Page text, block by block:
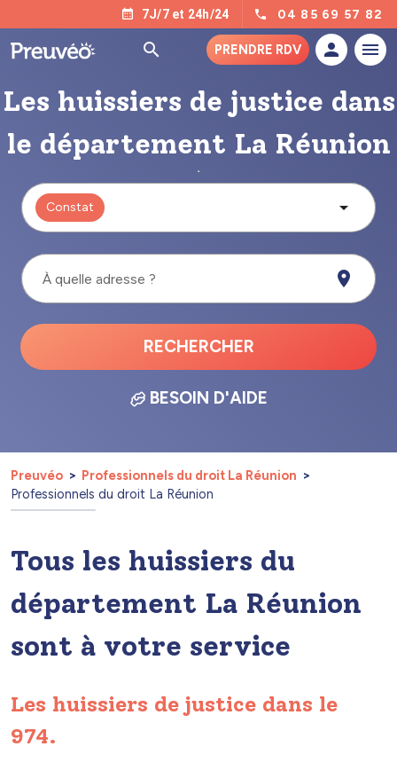
7J/7 et 24h/24 04 85 69 57 82
PRENDRE RDV
Les huissiers de justice dans
le département La Réunion
Constat
À quelle adresse ?
RECHERCHER
BESOIN D'AIDE
Preuvéo
Professionnels du droit La Réunion
Professionnels du droit La Réunion
Tous les huissiers du
département La Réunion
sont à votre service
Les huissiers de justice dans le
974.